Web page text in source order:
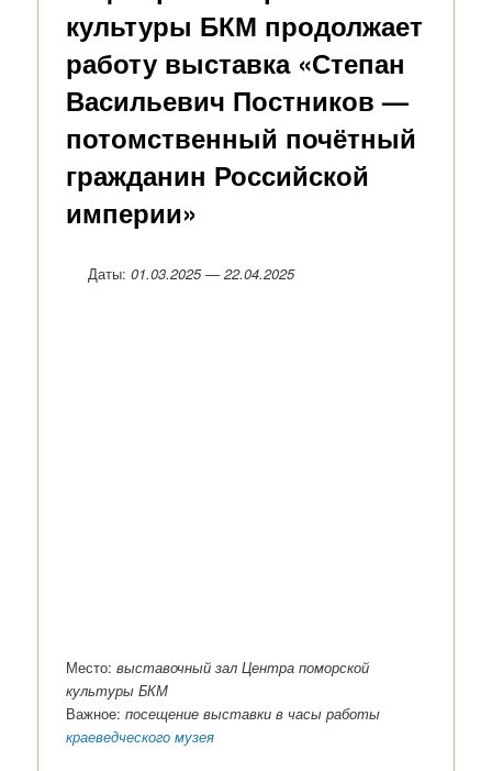
культуры БКМ продолжает
работу выставка «Степан
Васильевич Постников —
потомственный почётный
гражданин Российской
империи»
Даты: 01.03.2025 — 22.04.2025
Место: выставочный зал Центра поморской
культуры БКМ
Важное: посещение выставки в часы работы
краеведческого музея